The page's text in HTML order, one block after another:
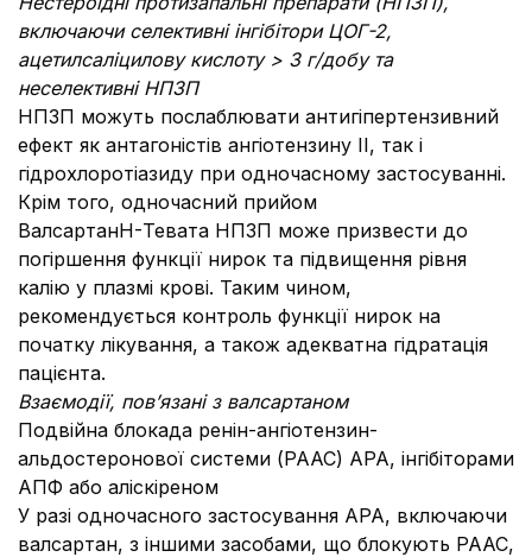
включаючи селективні інгібітори ЦОГ-2,
ацетилсаліцилову кислоту > 3 г/добу та
неселективні НПЗП
НПЗП можуть послаблювати антигіпертензивний
ефект як антагоністів ангіотензину II, так і
гідрохлоротіазиду при одночасному застосуванні.
Крім того, одночасний прийом
ВалсартанH-Тевата НПЗП може призвести до
погіршення функції нирок та підвищення рівня
калію у плазмі крові. Таким чином,
рекомендується контроль функції нирок на
початку лікування, а також адекватна гідратація
пацієнта.
Взаємодії, пов’язані з валсартаном
Подвійна блокада ренін-ангіотензин-
альдостеронової системи (РААС) АРА, інгібіторами
АПФ або аліскіреном
У разі одночасного застосування АРА, включаючи
валсартан, з іншими засобами, що блокують РААС,